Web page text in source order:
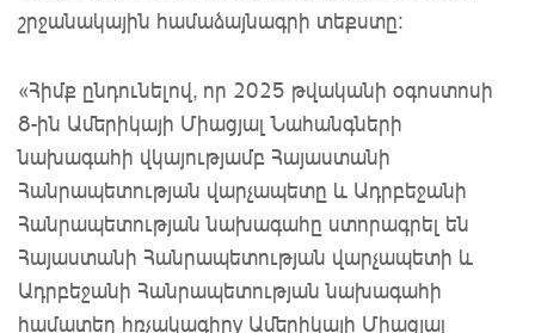
շրջանակային համաձայնագրի տեքստը:
«Հիմք ընդունելով, որ 2025 թվականի օգոստոսի
8-ին Ամերիկայի Միացյալ Նահանգների
նախագահի վկայությամբ Հայաստանի
Հանրապետության վարչապետը և Ադրբեջանի
Հանրապետության նախագահը ստորագրել են
Հայաստանի Հանրապետության վարչապետի և
Ադրբեջանի Հանրապետության նախագահի
համատեղ հռչակագիրy Ամերիկայի Միացյալ